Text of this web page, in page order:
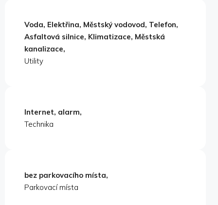
Voda, Elektřina, Městský vodovod, Telefon,
Asfaltová silnice, Klimatizace, Městská
kanalizace,
Utility
Internet, alarm,
Technika
bez parkovacího místa,
Parkovací místa